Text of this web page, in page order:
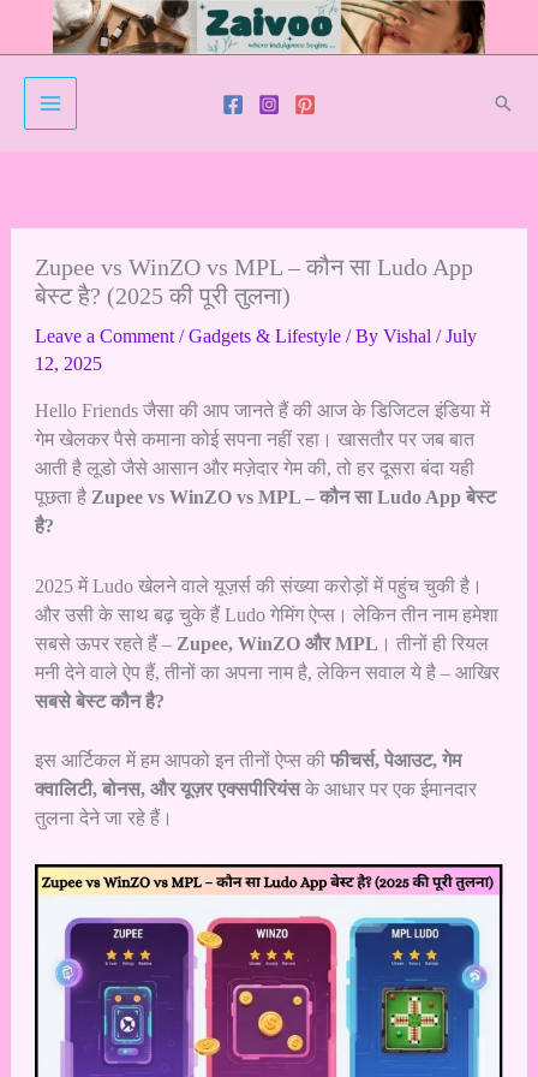
Zupee vs WinZO vs MPL – कौन सा Ludo App
बेस्ट है? (2025 की पूरी तुलना)
Leave a Comment /Gadgets & Lifestyle/ By Vishal /July
12, 2025
Hello Friends जैसा की आप जानते हैं की आज के डिजिटल इंडिया में
गेम खेलकर पैसे कमाना कोई सपना नहीं रहा। खासतौर पर जब बात
आती है लूडो जैसे आसान और मज़ेदार गेम की, तो हर दूसरा बंदा यही
पूछता है Zupee vs WinZO vs MPL – कौन सा Ludo App बेस्ट
है?
2025 में Ludo खेलने वाले यूज़र्स की संख्या करोड़ों में पहुंच चुकी है।
और उसी के साथ बढ़ चुके हैं Ludo गेमिंग ऐप्स। लेकिन तीन नाम हमेशा
सबसे ऊपर रहते हैं – Zupee, WinZO और MPL । तीनों ही रियल
मनी देने वाले ऐप हैं, तीनों का अपना नाम है, लेकिन सवाल ये है – आखिर
सबसे बेस्ट कौन है?
इस आर्टिकल में हम आपको इन तीनों ऐप्स की फीचर्स, पेआउट, गेम
क्वालिटी, बोनस, और यूज़र एक्सपीरियंसके आधार पर एक ईमानदार
तुलना देने जा रहे हैं।